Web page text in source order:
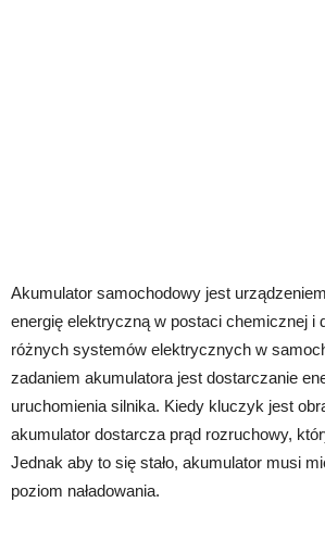
Akumulator samochodowy jest
energię elektryczną w postaci chemicznej i
różnych systemów elektrycznych w
zadaniem akumulatora jest dostarczanie
uruchomienia silnika. Kiedy kluczyk jest
akumulator dostarcza prąd rozruchowy,
Jednak aby to się stało, akumulator musi
poziom naładowania.